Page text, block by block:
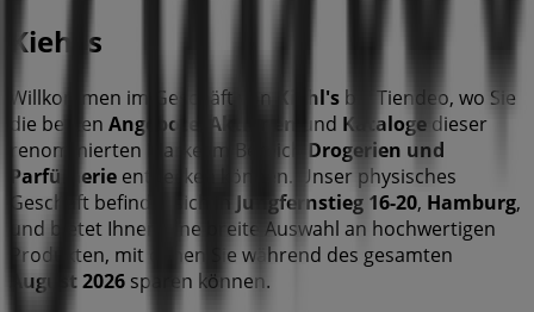
Kiehl's
Willkommen im Geschäft von Kiehl's bei Tiendeo, wo Sie
die besten Angebote Aktionen und Kataloge dieser
renommierten Marke im Bereich Drogerien und
Parfümerie entdecken können. Unser physisches
Geschäft befindet sich in Jungfernstieg 16-20, Hamburg,
und bietet Ihnen eine breite Auswahl an hochwertigen
Produkten, mit denen Sie während des gesamten
August 2026 sparen können.